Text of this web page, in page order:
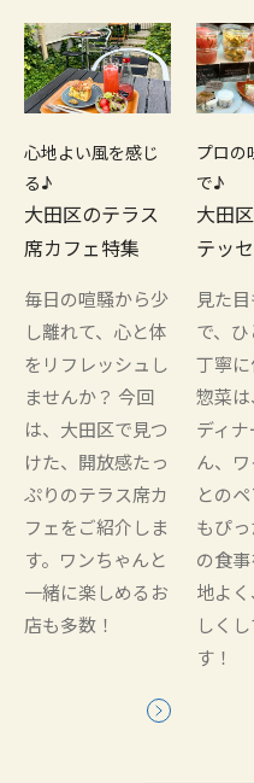
心地よい風を感じ
る♪
大田区のテラス
席カフェ特集
毎日の喧騒から少
し離れて、心と体
をリフレッシュし
ませんか？ 今回
は、大田区で見つ
けた、開放感たっ
ぷりのテラス席カ
フェをご紹介しま
す。ワンちゃんと
一緒に楽しめるお
店も多数！
プロの
で♪
大田
テッ
見た
で、ひ
丁寧
惣菜
ディ
ん、
との
もぴ
の食
地よ
しく
す！